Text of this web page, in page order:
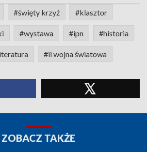
#święty krzyż #klasztor
#wystawa #ipn #historia
#ii wojna światowa
ZOBACZ TAKŻE